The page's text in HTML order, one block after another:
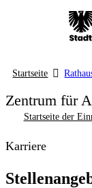
Startseite
Zentrum für
Startseite der
Karriere